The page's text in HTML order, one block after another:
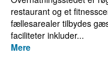
restaurant og et
fællesarealer tilbydes
faciliteter inkluder...
Mere